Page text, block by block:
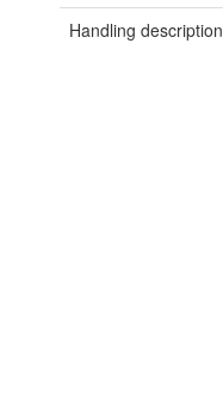
Handling description